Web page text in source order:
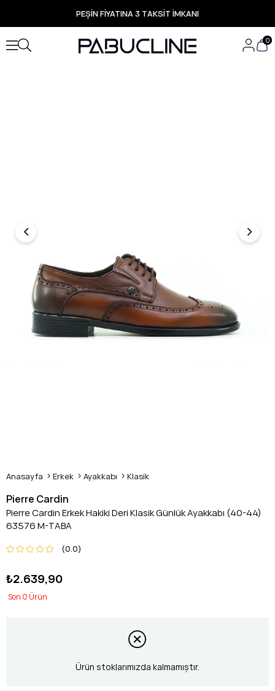
PEŞİN FİYATINA 3 TAKSİT İMKANI
TÜM ÜRÜNLERDE ÜCRETSİZ KARGO
Yeni Sezon Ürünlerde Özel Fırsatlar
Seçili Ürünlerde Hızlı Teslimat
0
Anasayfa Erkek Ayakkabı Klasik
Pierre Cardin
Pierre Cardin Erkek Hakiki Deri Klasik Günlük Ayakkabı (40-44)
63576 M-TABA
0.0
₺2.639,90
0
Ürün stoklarımızda kalmamıştır.